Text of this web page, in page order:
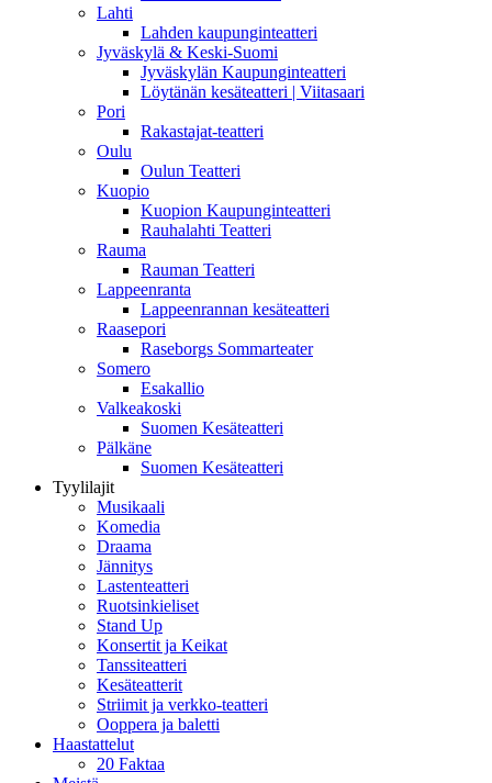
Lahti
Lahden kaupunginteatteri
Jyväskylä & Keski-Suomi
Jyväskylän Kaupunginteatteri
Löytänän kesäteatteri | Viitasaari
Pori
Rakastajat-teatteri
Oulu
Oulun Teatteri
Kuopio
Kuopion Kaupunginteatteri
Rauhalahti Teatteri
Rauma
Rauman Teatteri
Lappeenranta
Lappeenrannan kesäteatteri
Raasepori
Raseborgs Sommarteater
Somero
Esakallio
Valkeakoski
Suomen Kesäteatteri
Pälkäne
Suomen Kesäteatteri
Tyylilajit
Musikaali
Komedia
Draama
Jännitys
Lastenteatteri
Ruotsinkieliset
Stand Up
Konsertit ja Keikat
Tanssiteatteri
Kesäteatterit
Striimit ja verkko-teatteri
Ooppera ja baletti
Haastattelut
20 Faktaa